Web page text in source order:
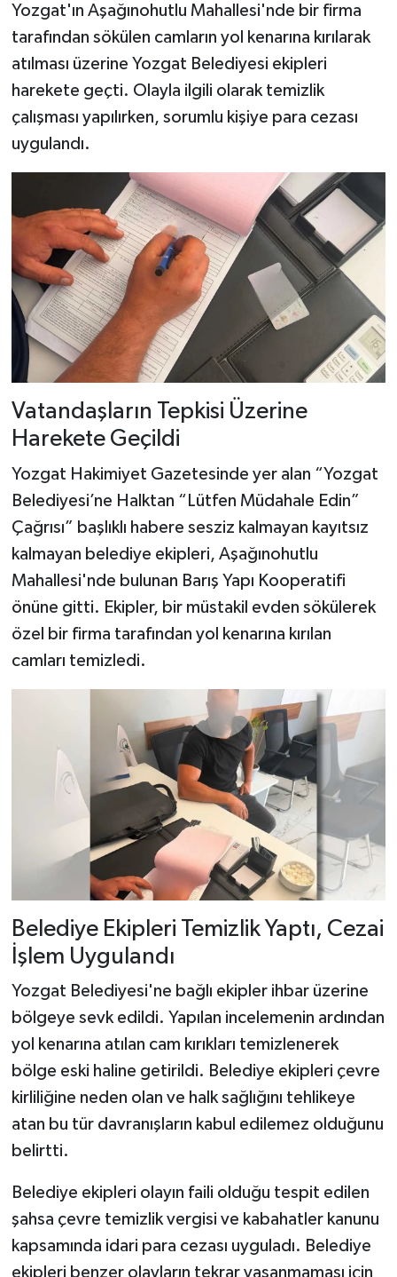
Yozgat'ın Aşağınohutlu Mahallesi'nde bir firma
tarafından sökülen camların yol kenarına kırılarak
atılması üzerine Yozgat Belediyesi ekipleri
harekete geçti. Olayla ilgili olarak temizlik
çalışması yapılırken, sorumlu kişiye para cezası
uygulandı.
Vatandaşların Tepkisi Üzerine
Harekete Geçildi
Yozgat Hakimiyet Gazetesinde yer alan “Yozgat
Belediyesi’ne Halktan “Lütfen Müdahale Edin”
Çağrısı” başlıklı habere sesziz kalmayan kayıtsız
kalmayan belediye ekipleri, Aşağınohutlu
Mahallesi'nde bulunan Barış Yapı Kooperatifi
önüne gitti. Ekipler, bir müstakil evden sökülerek
özel bir firma tarafından yol kenarına kırılan
camları temizledi.
Belediye Ekipleri Temizlik Yaptı, Cezai
İşlem Uygulandı
Yozgat Belediyesi'ne bağlı ekipler ihbar üzerine
bölgeye sevk edildi. Yapılan incelemenin ardından
yol kenarına atılan cam kırıkları temizlenerek
bölge eski haline getirildi. Belediye ekipleri çevre
kirliliğine neden olan ve halk sağlığını tehlikeye
atan bu tür davranışların kabul edilemez olduğunu
belirtti.
Belediye ekipleri olayın faili olduğu tespit edilen
şahsa çevre temizlik vergisi ve kabahatler kanunu
kapsamında idari para cezası uyguladı. Belediye
ekipleri benzer olayların tekrar yaşanmaması için